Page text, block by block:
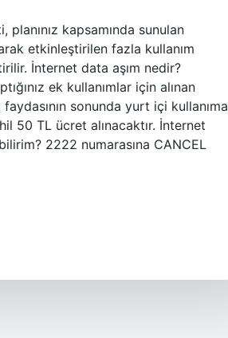
planınız kapsamında sunulan
etkinleştirilen fazla kullanım
İnternet data aşım nedir?
ek kullanımlar için alınan
sonunda yurt içi kullanıma
50 TL ücret alınacaktır. İnternet
2222 numarasına CANCEL